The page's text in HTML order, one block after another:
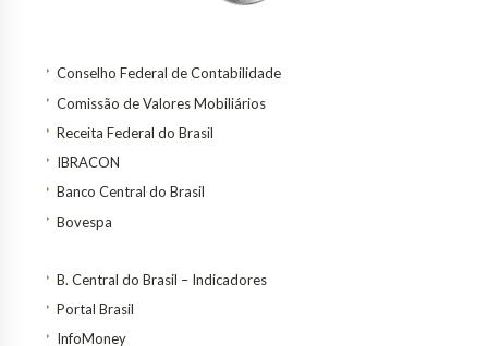
Conselho Federal de Contabilidade
Comissão de Valores Mobiliários
Receita Federal do Brasil
IBRACON
Banco Central do Brasil
Bovespa
B. Central do Brasil – Indicadores
Portal Brasil
InfoMoney